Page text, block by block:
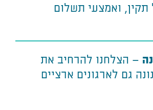
תקין, ואמצעי תשלום
– הצלחנו להרחיב את
גם לארגונים ארציים